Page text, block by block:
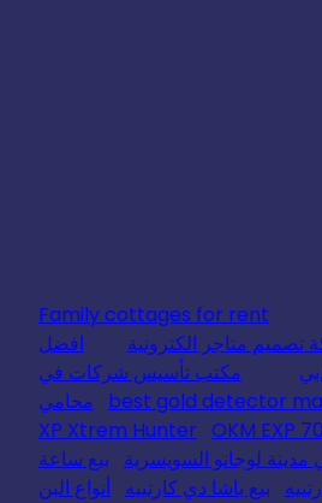
Family cottages for rent
تصميم متاجر الكترونية
افضل
مكتب تأسيس شركات في
best gold detector
محامي
XP Xtrem Hunter OKM EXP
لوجانو السويسرية
بيع ساعة
بيع باشا دي كارتييه أنواع البن